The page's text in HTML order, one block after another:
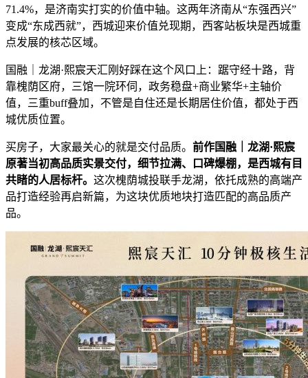
71.4%，是济南实打实的价值中轴。这两年济南从“东强西兴”
变成“东成西就”，西城迎来价值兑现期，西客站板块是西城重
点发展的核芯区域。
国融｜龙湖·熙宸天汇刚好踩在这个风口上：踞守经十路，背
靠槐荫区府，三馆一院环伺，政务稳盘+商业繁华+主轴价
值，三重buff叠加，不管是自住还是长期居住价值，都处于西
城优质位置。
买房子，大家最关心的就是交付品质。 前作国融｜龙湖·熙宸
原著当初高品质实景交付，细节拉满、口碑爆棚，是西城有目
共睹的人居标杆。 这次槐荫城投联手龙湖，依托成熟的高端产
品打造经验再启新篇，为这块优质地块打造匹配的高品质产
品。